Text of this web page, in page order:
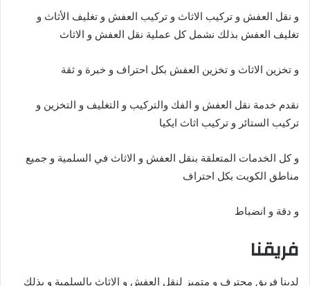
و نقل العفش و تركيب الاثاث و تركيب العفش و تغليف الأثاث و
تغليف العفش بذلك نشمل كل عملية نقل العفش و الاثاث
و تخزين الاثاث و تخزين العفش بكل احتراف و خبرة و ثقة
نقدم خدمة نقل العفش و الفك والتركيب و التغليف و التخزين و
تركيب الستائر و تركيب اثاث ايكيا
و كل الخدمات المتعلقة بنقل العفش و الاثاث في السلمية و جميع
مناطق الكويت بكل احتراف
و دقة و انضباط
فريقنا
لدينا فريق محترف و متميز لنقل العفش و الاثاث بالسلمية و بذلك